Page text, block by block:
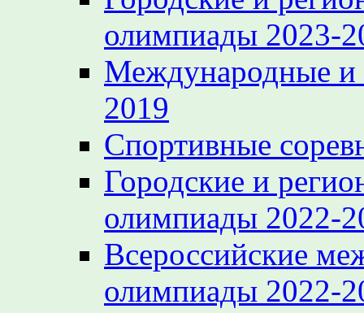
олимпиады 2023-
Международные и
2019
Спортивные
Городские и
олимпиады 2022-
Всероссийские
олимпиады 2022-